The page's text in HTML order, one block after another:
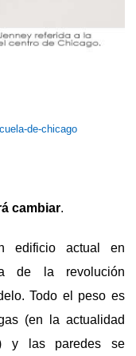
de-chicago
cambiar.
edificio actual en
de la revolución
Todo el peso es
(en la actualidad
y las paredes se